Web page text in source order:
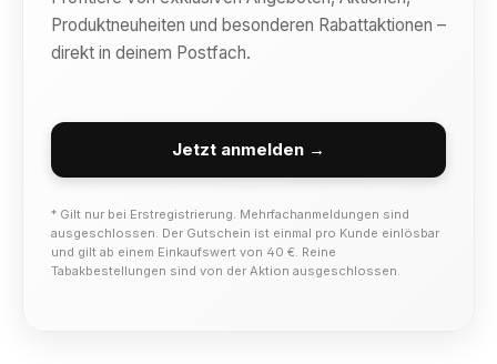
Produktneuheiten und besonderen Rabattaktionen –
direkt in deinem Postfach.
Jetzt anmelden →
* Gilt nur bei Erstregistrierung. Mehrfachanmeldungen sind
ausgeschlossen. Der Gutschein ist einmal pro Kunde einlösbar
und gilt ab einem Einkaufswert von 40 €. Reine
Tabakbestellungen sind von der Aktion ausgeschlossen.